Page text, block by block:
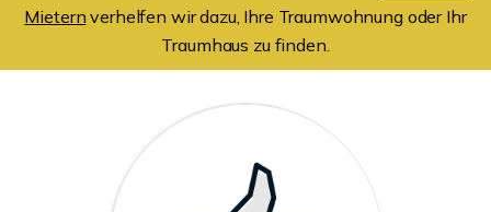
Mietern verhelfen wir dazu, Ihre Traumwohnung oder Ihr
Traumhaus zu finden.